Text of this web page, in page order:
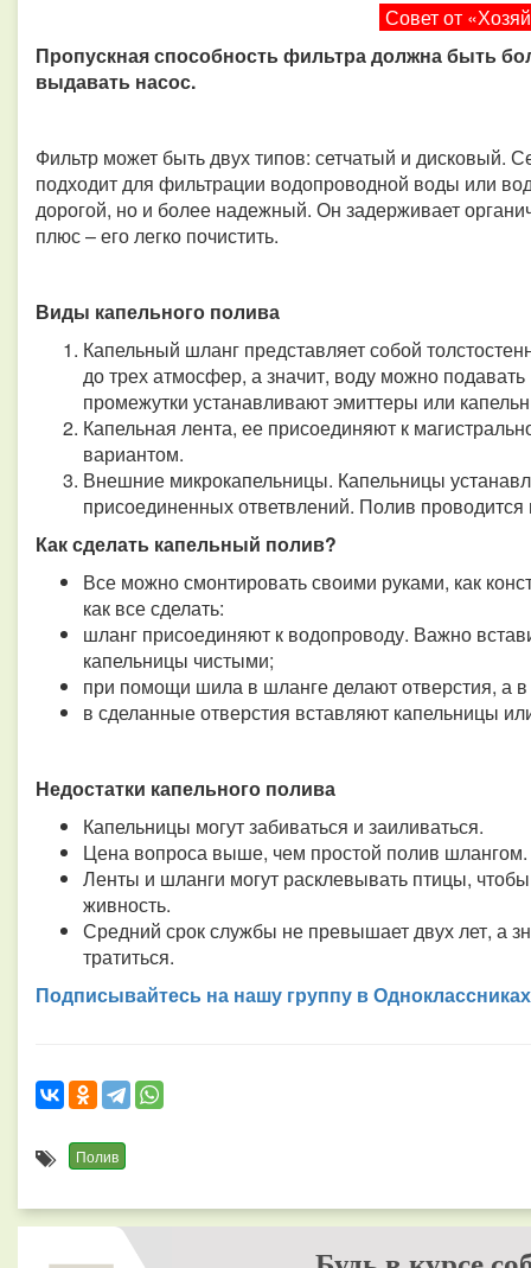
Совет от
Пропускная способность фильтра должна быть
выдавать насос.
Фильтр может быть двух типов: сетчатый и дисковый.
подходит для фильтрации водопроводной воды или
дорогой, но и более надежный. Он задерживает
плюс – его легко почистить.
Виды капельного полива
Капельный шланг представляет собой
до трех атмосфер, а значит, воду можно
промежутки устанавливают эмиттеры или
Капельная лента, ее присоединяют к
вариантом.
Внешние микрокапельницы. Капельницы
присоединенных ответвлений. Полив
Как сделать капельный полив?
Все можно смонтировать своими руками, как
как все сделать:
шланг присоединяют к водопроводу. Важно
капельницы чистыми;
при помощи шила в шланге делают отверстия, а в
в сделанные отверстия вставляют капельницы
Недостатки капельного полива
Капельницы могут забиваться и заиливаться.
Цена вопроса выше, чем простой полив шлангом.
Ленты и шланги могут расклевывать птицы,
живность.
Средний срок службы не превышает двух лет, а
тратиться.
Подписывайтесь на нашу группу в Одноклассниках
Полив